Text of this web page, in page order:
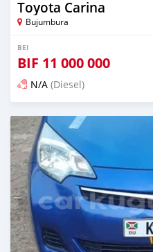
Toyota Carina
Bujumbura
BEI
BIF 11 000 000
N/A (Diesel)
Ilitangazwa karibia miaka 6 iliopita